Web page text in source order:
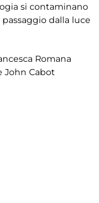
si contaminano
dalla luce
Romana
John Cabot